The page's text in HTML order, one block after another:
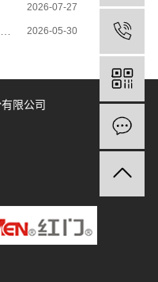
2026-07-27
2026-05-30
限公司